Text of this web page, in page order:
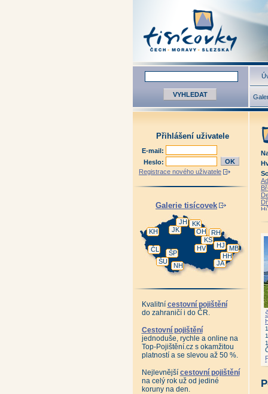
Přihlášení uživatele
E-mail:
Heslo:
Registrace nového uživatele
Galerie tisícovek
JA
HH
MB
HJ
HV
NH
KS
RH
ŠP
ŠU
OH
JK
KK
ČL
JH
KH
Kvalitní cestovní pojištění
do zahraničí i do ČR.
Cestovní pojištění
jednoduše, rychle a online na
Top-Pojištění.cz s okamžitou
platností a se slevou až 50 %.
Nejlevnější cestovní pojištění
na celý rok už od jediné
koruny na den.